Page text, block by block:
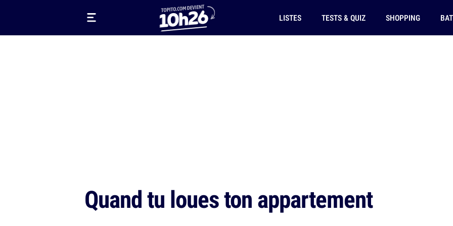
LISTES TESTS & QUIZ SHOPPING
Quand tu loues ton appartement